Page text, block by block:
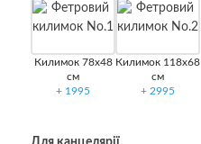
Килимок 78х48
см
+ 1995
Килимок 118х68
см
+ 2995